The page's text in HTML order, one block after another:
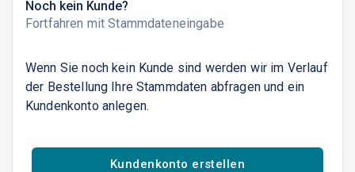
Noch kein Kunde?
Fortfahren mit Stammdateneingabe
Wenn Sie noch kein Kunde sind werden wir im Verlauf
der Bestellung Ihre Stammdaten abfragen und ein
Kundenkonto anlegen.
Kundenkonto erstellen